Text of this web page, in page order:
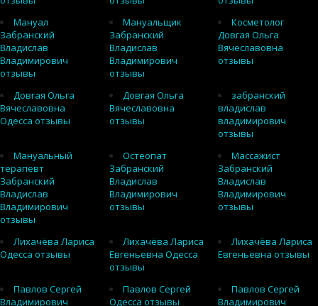
Мануал
Забранский
Владислав
Владимирович
отзывы
Мануальщик
Забранский
Владислав
Владимирович
отзывы
Косметолог
Довгая Ольга
Вячеславовна
отзывы
Довгая Ольга
Вячеславовна
Одесса отзывы
Довгая Ольга
Вячеславовна
отзывы
забранский
владислав
владимирович
отзывы
Мануальный
терапевт
Забранский
Владислав
Владимирович
отзывы
Остеопат
Забранский
Владислав
Владимирович
отзывы
Массажист
Забранский
Владислав
Владимирович
отзывы
Лихачёва Лариса
Одесса отзывы
Лихачёва Лариса
Евгеньевна Одесса
отзывы
Лихачёва Лариса
Евгеньевна отзывы
Павлов Сергей
Владимирович
Павлов Сергей
Одесса отзывы
Павлов Сергей
Владимирович